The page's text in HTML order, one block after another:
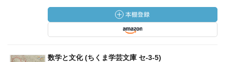
数学と文化 (ちくま学芸文庫 セ-3-5)